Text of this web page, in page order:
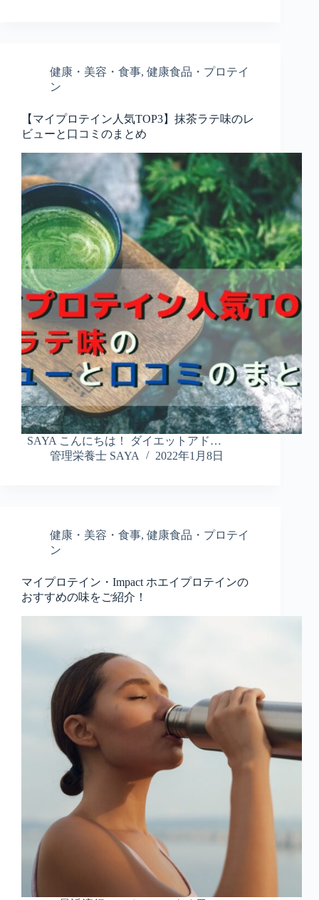
健康・美容・食事, 健康食品・プロテイ
ン
【マイプロテイン人気TOP3】抹茶ラテ味のレ
ビューと口コミのまとめ
SAYA こんにちは！ ダイエットアド…
管理栄養士 SAYA
2022年1月8日
健康・美容・食事, 健康食品・プロテイ
ン
マイプロテイン・Impact ホエイプロテインの
おすすめの味をご紹介！